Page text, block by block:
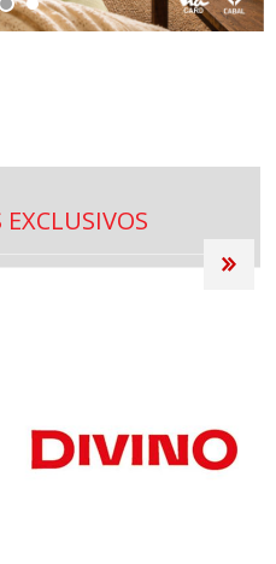
EXCLUSIVOS